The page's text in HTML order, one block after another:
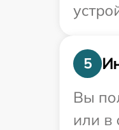
5
Вы
или в